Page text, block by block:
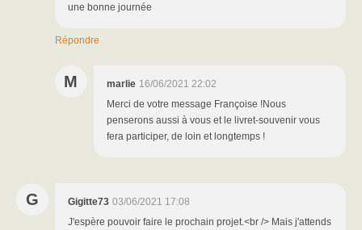
une bonne journée
Répondre
M marlie 16/06/2021 22:02
Merci de votre message Françoise !Nous
penserons aussi à vous et le livret-souvenir vous
fera participer, de loin et longtemps !
G Gigitte73 03/06/2021 17:08
J'espère pouvoir faire le prochain projet.<br /> Mais j'attends